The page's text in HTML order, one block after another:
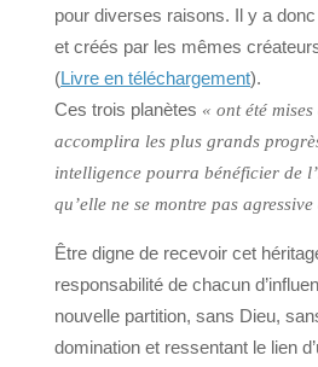
pour diverses raisons. Il y a
et créés par les mêmes
(Livre en téléchargement).
Ces trois planètes « ont été
accomplira les plus grands
intelligence pourra bénéficier de
qu’elle ne se montre pas
Être digne de recevoir cet
responsabilité de chacun
nouvelle partition, sans Dieu,
domination et ressentant le lien